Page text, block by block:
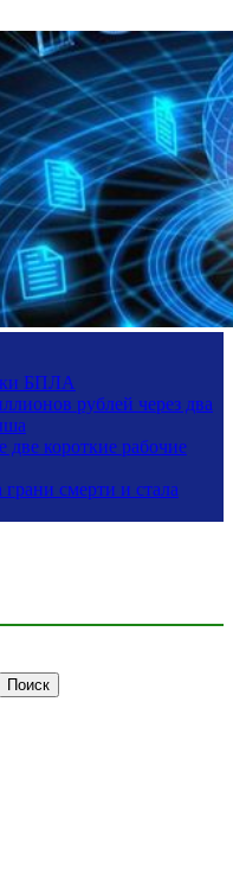
БПЛА
рублей через два
короткие рабочие
смерти и стала